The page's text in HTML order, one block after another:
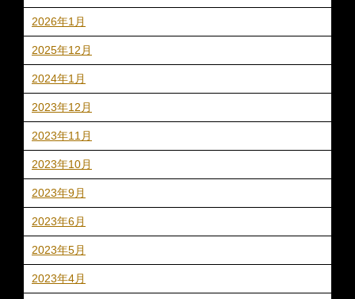
2026年1月
2025年12月
2024年1月
2023年12月
2023年11月
2023年10月
2023年9月
2023年6月
2023年5月
2023年4月